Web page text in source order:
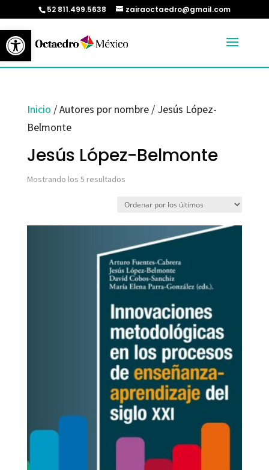
Abrir barra de herramientas
52 811.499.5638 zairaoctaedro@gmail.com
Inicio / Autores por nombre / Jesús López-
Belmonte
Jesús López-Belmonte
Mostrando los 5 resultadosOrdenado